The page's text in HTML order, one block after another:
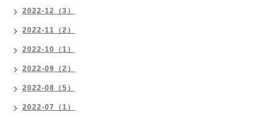
2022-12（3）
2022-11（2）
2022-10（1）
2022-09（2）
2022-08（5）
2022-07（1）